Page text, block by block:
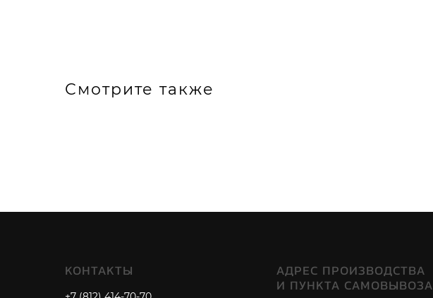
Смотрите также
КОНТАКТЫ
АДРЕС ПРОИЗВОДСТВА
И ПУНКТА САМОВЫВОЗА